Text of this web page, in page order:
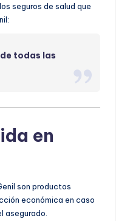
seguros de salud que
todas las
en
son productos
económica en caso
asegurado.